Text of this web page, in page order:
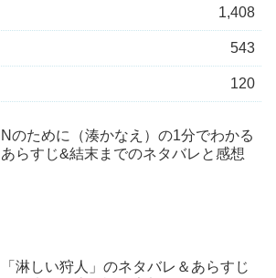
1,408
543
120
Nのために（湊かなえ）の1分でわかる
あらすじ&結末までのネタバレと感想
「淋しい狩人」のネタバレ＆あらすじ